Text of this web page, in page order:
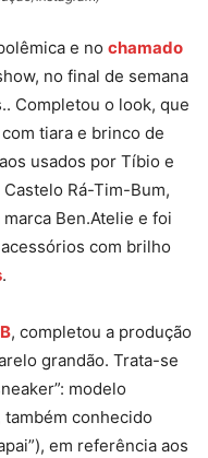
e no chamado
no final de semana
Completou o look, que
tiara e brinco de
usados por Tíbio e
Rá-Tim-Bum,
Ben.Atelie e foi
com brilho
.
, completou a produção
grandão. Trata-se
modelo
conhecido
em referência aos